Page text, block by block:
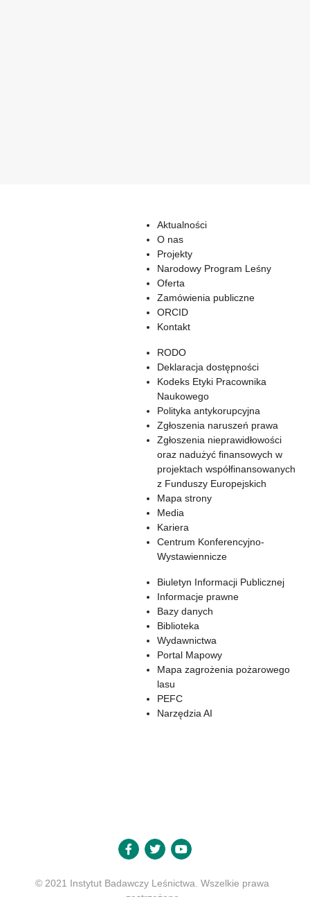
Aktualności
O nas
Projekty
Narodowy Program Leśny
Oferta
Zamówienia publiczne
ORCID
Kontakt
RODO
Deklaracja dostępności
Kodeks Etyki Pracownika
Naukowego
Polityka antykorupcyjna
Zgłoszenia naruszeń prawa
Zgłoszenia nieprawidłowości
oraz nadużyć finansowych w
projektach współfinansowanych
z Funduszy Europejskich
Mapa strony
Media
Kariera
Centrum Konferencyjno-
Wystawiennicze
Biuletyn Informacji Publicznej
Informacje prawne
Bazy danych
Biblioteka
Wydawnictwa
Portal Mapowy
Mapa zagrożenia pożarowego
lasu
PEFC
Narzędzia AI
© 2021 Instytut Badawczy Leśnictwa. Wszelkie prawa